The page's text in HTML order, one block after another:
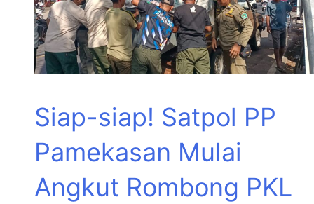
Siap-siap! Satpol PP
Pamekasan Mulai
Angkut Rombong PKL